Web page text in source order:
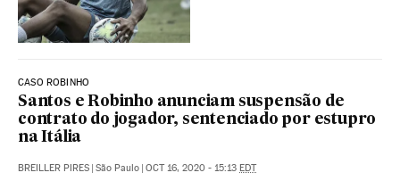
CASO ROBINHO
Santos e Robinho anunciam suspensão de
contrato do jogador, sentenciado por estupro
na Itália
BREILLER PIRES | São Paulo | OCT 16, 2020 - 15:13 EDT